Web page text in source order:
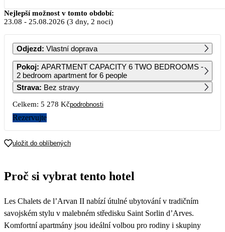
Srpen 2026
PO ÚT ST ČT PÁ SO NE
1 2
3 4
17
Nejlepší možnost v tomto období:
23.08 - 25.08.2026 (3 dny, 2 noci)
Odjezd: Vlastní doprava
Pokoj: APARTMENT CAPACITY 6 TWO BEDROOMS -
2 bedroom apartment for 6 people
Strava: Bez stravy
Celkem: 5 278 Kčpodrobnosti
Rezervujte
uložit do oblíbených
Proč si vybrat tento hotel
Les Chalets de l’Arvan II nabízí útulné ubytování v tradičním
savojském stylu v malebném středisku Saint Sorlin d’Arves.
Komfortní apartmány jsou ideální volbou pro rodiny i skupiny